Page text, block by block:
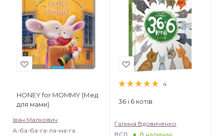
HONEY for MOMMY (Мед
для мами)
Іван Малкович
А-ба-ба-га-ла-ма-га
4
36 і 6 котів
Галина Вдовиченко
ВСЛ
В наличии